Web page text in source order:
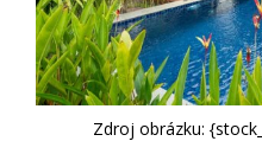
Zdroj obrázku: